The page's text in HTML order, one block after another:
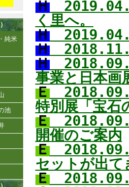
純米
池
Ｈ
く里へ。
Ｈ
Ｈ
Ｈ
事業と日本画
Ｅ
特別展「宝石
Ｅ
開催のご案内
Ｅ
セットが出て
Ｅ